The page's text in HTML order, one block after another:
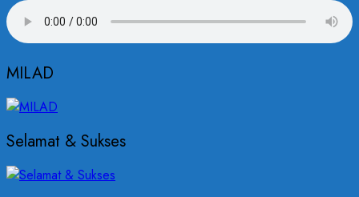
MILAD
Selamat & Sukses